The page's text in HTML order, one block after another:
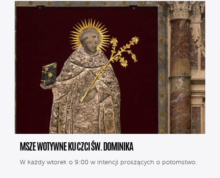
MSZE WOTYWNE KU CZCI ŚW. DOMINIKA
W każdy wtorek o 9:00 w intencji proszących o potomstwo.